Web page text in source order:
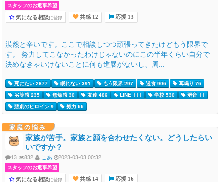
スタッフのお返事希望
気になる相談に登録 共感 12 応援 13
漠然と辛いです。ここで相談しつつ頑張ってきたけどもう限界で
す。 努力してこなかったわけじゃないのにこの半年くらい自分で
決めなきゃいけないことに何も進展がないし、周...
死にたい 2877 眠れない 391 もう限界 297 過食 906
耳鳴り 76
劣等感 235
焦燥感 30 友達 489 LINE 111 学校 530
弱音 11
悲劇のヒロイン 9
努力 66
家庭の悩み
家族が苦手。家族と顔を合わせたくない。どうしたらい
いですか？
13 832 こあ 2023-03-03 00:32
スタッフのお返事希望
気になる相談に登録 共感 14 応援 16